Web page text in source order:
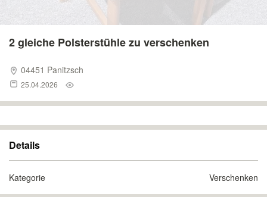
2 gleiche Polsterstühle zu verschenken
04451 Panitzsch
25.04.2026
Details
Kategorie Verschenken